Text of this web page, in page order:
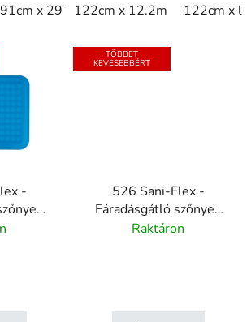
91cm x 297cm 91cm x 594cm
122cm x 12.2m 122cm x
-
TÖBBET
KEVESEBBÉRT
526 Sani-Flex -
Fáradásgátló szőnyeg
élelmiszeripar számára
Raktáron